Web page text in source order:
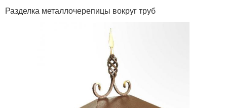
Разделка металлочерепицы вокруг труб